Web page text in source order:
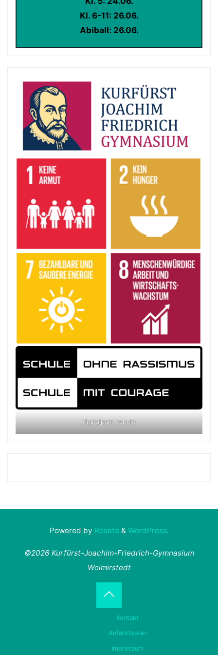
Kl. 6-11: 26.06.
Abiball: 26.06.
digitalpakt schule
Powered by Roseta & WordPress.
©2026 Kurfürst-Joachim-Friedrich-Gymnasium
Wolmirstedt
Kontakt
Anfahrtsplan
Impressum
Back
to